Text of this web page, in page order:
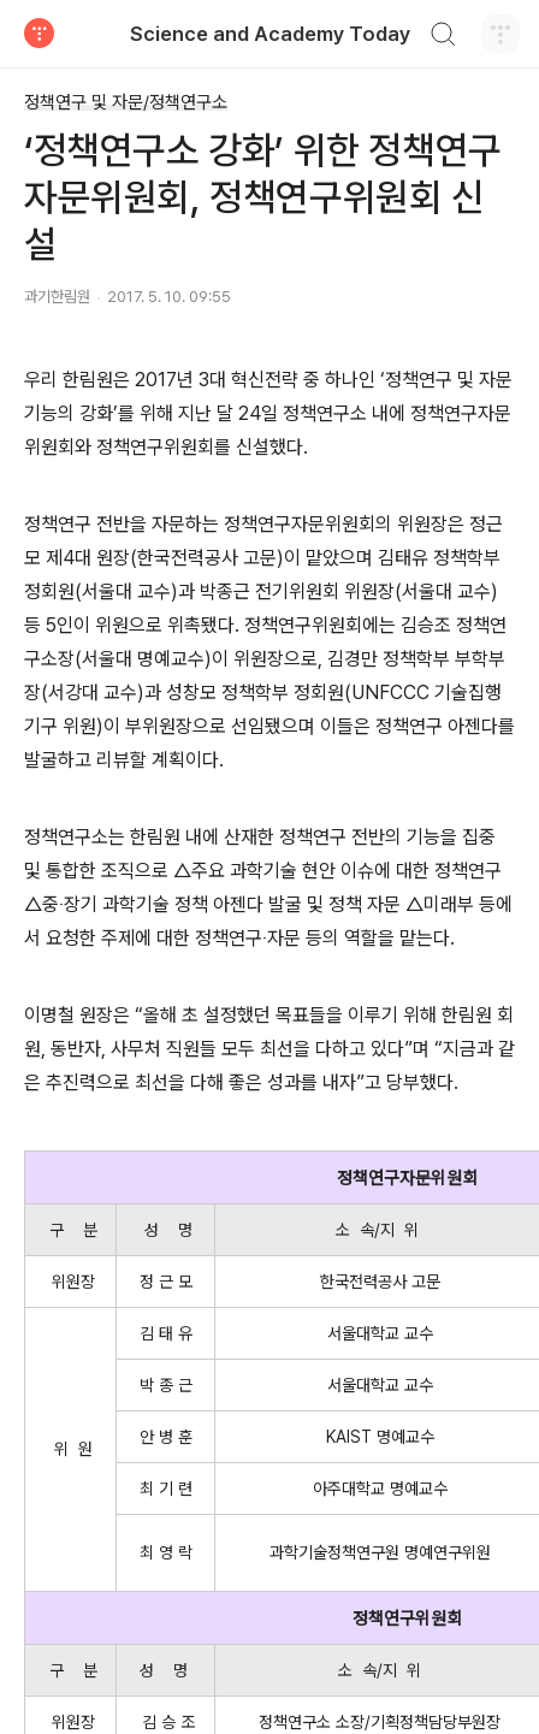
Science and Academy Today
정책연구 및 자문/정책연구소
‘정책연구소 강화’ 위한 정책연구
자문위원회, 정책연구위원회 신
설
과기한림원 2017. 5. 10. 09:55
우리 한림원은 2017년 3대 혁신전략 중 하나인 ‘정책연구 및 자문
기능의 강화’를 위해 지난 달 24일 정책연구소 내에 정책연구자문
위원회와 정책연구위원회를 신설했다.
정책연구 전반을 자문하는 정책연구자문위원회의 위원장은 정근
모 제4대 원장(한국전력공사 고문)이 맡았으며 김태유 정책학부
정회원(서울대 교수)과 박종근 전기위원회 위원장(서울대 교수)
등 5인이 위원으로 위촉됐다. 정책연구위원회에는 김승조 정책연
구소장(서울대 명예교수)이 위원장으로, 김경만 정책학부 부학부
장(서강대 교수)과 성창모 정책학부 정회원(UNFCCC 기술집행
기구 위원)이 부위원장으로 선임됐으며 이들은 정책연구 아젠다를
발굴하고 리뷰할 계획이다.
정책연구소는 한림원 내에 산재한 정책연구 전반의 기능을 집중
및 통합한 조직으로 △주요 과학기술 현안 이슈에 대한 정책연구
△중‧장기 과학기술 정책 아젠다 발굴 및 정책 자문 △미래부 등에
서 요청한 주제에 대한 정책연구‧자문 등의 역할을 맡는다.
이명철 원장은 “올해 초 설정했던 목표들을 이루기 위해 한림원 회
원, 동반자, 사무처 직원들 모두 최선을 다하고 있다”며 “지금과 같
은 추진력으로 최선을 다해 좋은 성과를 내자”고 당부했다.
정책연구자문위원회
구 분 성 명 소 속/지 위
위원장 정 근 모 한국전력공사 고문
위 원
김 태 유 서울대학교 교수
박 종 근 서울대학교 교수
안 병 훈 KAIST 명예교수
최 기 련 아주대학교 명예교수
최 영 락 과학기술정책연구원 명예연구위원
정책연구위원회
구 분 성 명 소 속/지 위
위원장 김 승 조 정책연구소 소장/기획정책담당부원장